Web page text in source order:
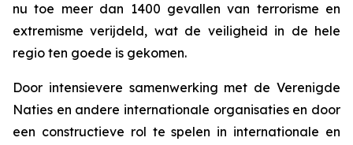
nu toe meer dan 1400 gevallen van terrorisme en
extremisme verijdeld, wat de veiligheid in de hele
regio ten goede is gekomen.
Door intensievere samenwerking met de Verenigde
Naties en andere internationale organisaties en door
een constructieve rol te spelen in internationale en